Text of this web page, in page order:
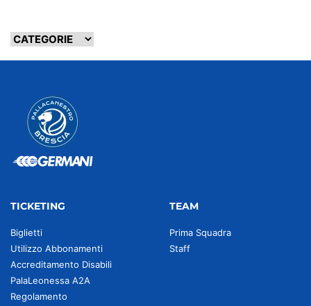
TICKETING
Biglietti
Utilizzo Abbonamenti
Accreditamento Disabili
PalaLeonessa A2A
Regolamento
TEAM
Prima Squadra
Staff